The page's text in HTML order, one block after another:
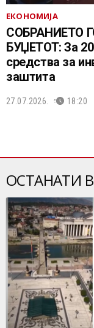
ЕКОНОМИЈА
СОБРАНИЕТО
БУЏЕТОТ: За
средства за
заштита
27.07.2026. 18:20
ОСТАНАТИ